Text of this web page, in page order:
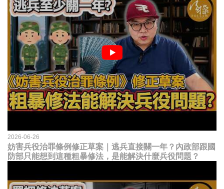
2026-06-26
妨害兵役治罪條例修正草案｜逃兵直接關一年？內政部跟國
防部只能想到這種粗暴修法，是能解決什麼兵役問題？